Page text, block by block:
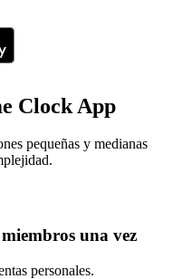
Clock App
pequeñas y medianas
una vez
personales.